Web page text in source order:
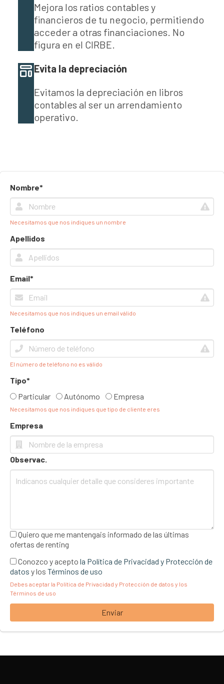
Mejora los ratios contables y
financieros de tu negocio, permitiendo
acceder a otras financiaciones. No
figura en el CIRBE.
Evita la depreciación
Evitamos la depreciación en libros
contables al ser un arrendamiento
operativo.
Nombre*
Necesitamos que nos indiques un nombre
Apellidos
Email*
Necesitamos que nos indiques un email válido
Teléfono
El número de teléfono no es válido
Tipo*
Particular
Autónomo Empresa
Necesitamos que nos indiques que tipo de cliente eres
Empresa
Observac.
Quiero que me mantengais informado de las últimas
ofertas de renting
Conozco y acepto la Política de Privacidad y Protección de
datos y los Términos de uso
Debes aceptar la Política de Privacidad y Protección de datos y los
Términos de uso
Enviar